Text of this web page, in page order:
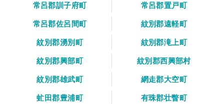
常呂郡訓子府町
常呂郡置戸町
常呂郡佐呂間町
紋別郡遠軽町
紋別郡湧別町
紋別郡滝上町
紋別郡興部町
紋別郡西興部村
紋別郡雄武町
網走郡大空町
虻田郡豊浦町
有珠郡壮瞥町